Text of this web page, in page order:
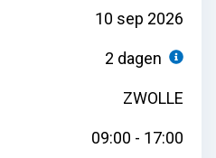
10 sep 2026
2 dagen
ZWOLLE
09:00 - 17:00